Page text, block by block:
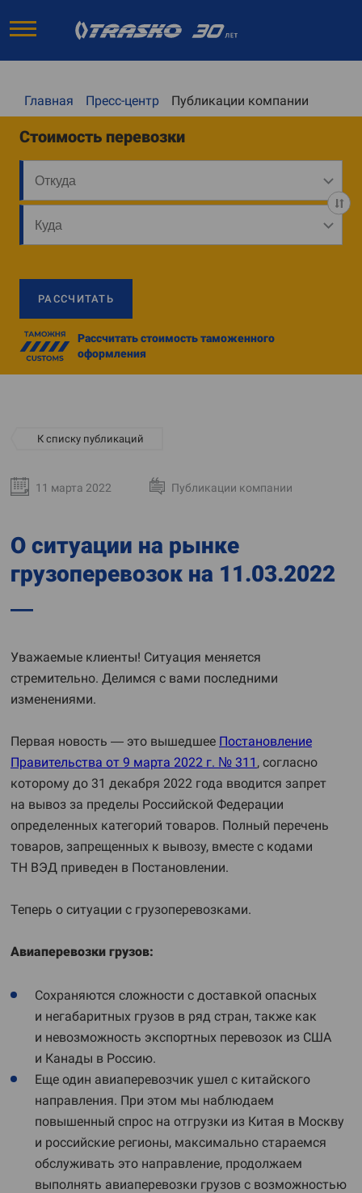
Главная Пресс-центр Публикации компании
Стоимость перевозки
РАССЧИТАТЬ
Рассчитать стоимость таможенного
оформления
К списку публикаций
11 марта 2022 Публикации компании
О ситуации на рынке
грузоперевозок на 11.03.2022
Уважаемые клиенты! Ситуация меняется
стремительно. Делимся с вами последними
изменениями.
Первая новость — это вышедшее Постановление
Правительства от 9 марта 2022 г. № 311 , согласно
которому до 31 декабря 2022 года вводится запрет
на вывоз за пределы Российской Федерации
определенных категорий товаров. Полный перечень
товаров, запрещенных к вывозу, вместе с кодами
ТН ВЭД приведен в Постановлении.
Теперь о ситуации с грузоперевозками.
Авиаперевозки грузов:
Сохраняются сложности с доставкой опасных
и негабаритных грузов в ряд стран, также как
и невозможность экспортных перевозок из США
и Канады в Россию.
Еще один авиаперевозчик ушел с китайского
направления. При этом мы наблюдаем
повышенный спрос на отгрузки из Китая в Москву
и российские регионы, максимально стараемся
обслуживать это направление, продолжаем
выполнять авиаперевозки грузов с возможностью